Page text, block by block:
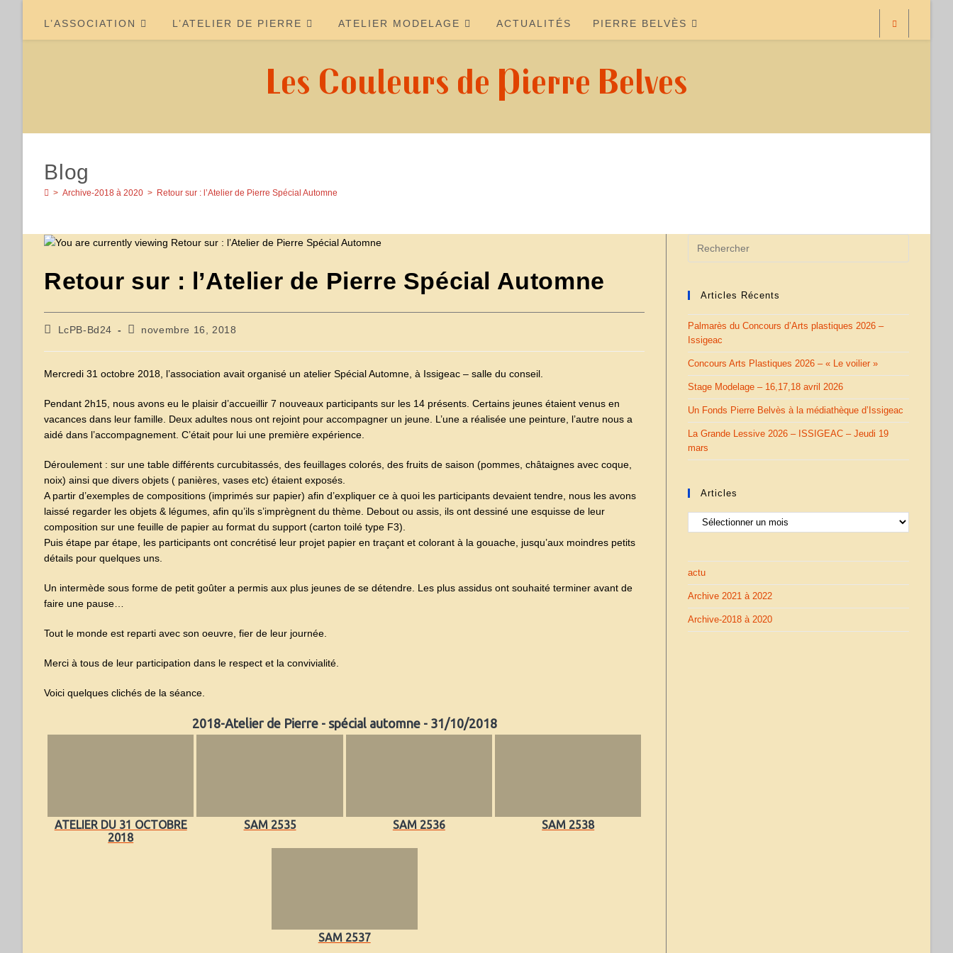
content
L’ASSOCIATION L’ATELIER DE PIERRE ATELIER MODELAGE ACTUALITÉS PIERRE BELVÈS
Les Couleurs de Pierre Belves
Blog
> Archive-2018 à 2020 > Retour sur : l’Atelier de Pierre Spécial Automne
Retour sur : l’Atelier de Pierre Spécial Automne
Auteur/autrice
publication :
LcPB-Bd24
Publication
novembre 16, 2018
Mercredi 31 octobre 2018, l’association avait organisé un atelier Spécial Automne, à Issigeac – salle du conseil.
Pendant 2h15, nous avons eu le plaisir d’accueillir 7 nouveaux participants sur les 14 présents. Certains jeunes étaient venus en
vacances dans leur famille. Deux adultes nous ont rejoint pour accompagner un jeune. L’une a réalisée une peinture, l’autre nous a
aidé dans l’accompagnement. C’était pour lui une première expérience.
Déroulement : sur une table différents curcubitassés, des feuillages colorés, des fruits de saison (pommes, châtaignes avec coque,
noix) ainsi que divers objets ( panières, vases etc) étaient exposés.
A partir d’exemples de compositions (imprimés sur papier) afin d’expliquer ce à quoi les participants devaient tendre, nous les avons
laissé regarder les objets & légumes, afin qu’ils s’imprègnent du thème. Debout ou assis, ils ont dessiné une esquisse de leur
composition sur une feuille de papier au format du support (carton toilé type F3).
Puis étape par étape, les participants ont concrétisé leur projet papier en traçant et colorant à la gouache, jusqu’aux moindres petits
détails pour quelques uns.
Un intermède sous forme de petit goûter a permis aux plus jeunes de se détendre. Les plus assidus ont souhaité terminer avant de
faire une pause…
Tout le monde est reparti avec son oeuvre, fier de leur journée.
Merci à tous de leur participation dans le respect et la convivialité.
Voici quelques clichés de la séance.
2018-Atelier de Pierre - spécial automne - 31/10/2018
ATELIER DU 31 OCTOBRE
2018
SAM 2535 SAM 2536 SAM 2538
SAM 2537
Articles Récents
Palmarès du Concours d’Arts plastiques 2026 –
Issigeac
Concours Arts Plastiques 2026 – « Le voilier »
Stage Modelage – 16,17,18 avril 2026
Un Fonds Pierre Belvès à la médiathèque d’Issigeac
La Grande Lessive 2026 – ISSIGEAC – Jeudi 19
mars
Articles
Articles
actu
Archive 2021 à 2022
Archive-2018 à 2020